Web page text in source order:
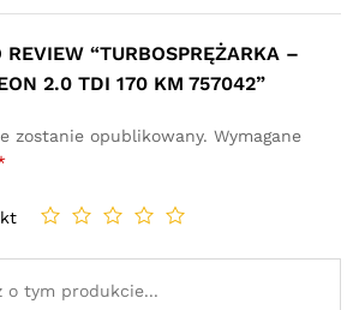
“TURBOSPRĘŻARKA –
2.0 TDI 170 KM 757042”
zostanie opublikowany. Wymagane